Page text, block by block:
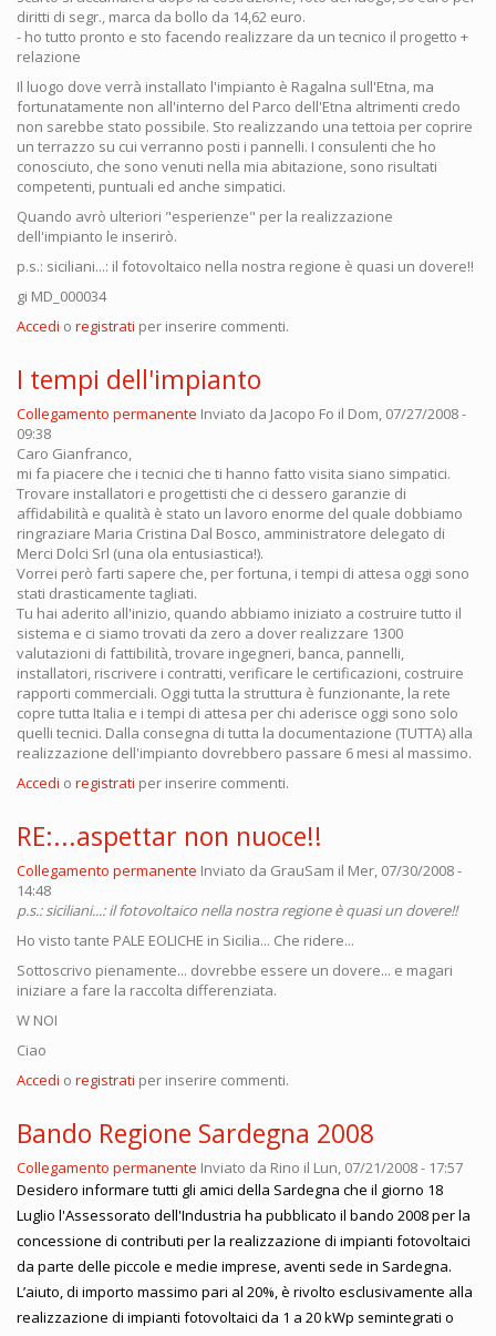
diritti di segr., marca da bollo da 14,62 euro.
- ho tutto pronto e sto facendo realizzare da un tecnico il progetto +
relazione
Il luogo dove verrà installato l'impianto è Ragalna sull'Etna, ma
fortunatamente non all'interno del Parco dell'Etna altrimenti credo
non sarebbe stato possibile. Sto realizzando una tettoia per coprire
un terrazzo su cui verranno posti i pannelli. I consulenti che ho
conosciuto, che sono venuti nella mia abitazione, sono risultati
competenti, puntuali ed anche simpatici.
Quando avrò ulteriori "esperienze" per la realizzazione
dell'impianto le inserirò.
p.s.: siciliani...: il fotovoltaico nella nostra regione è quasi un dovere!!
gi MD_000034
Accedi o registrati per inserire commenti.
I tempi dell'impianto
Collegamento permanente Inviato da Jacopo Fo il Dom, 07/27/2008 -
09:38
Caro Gianfranco,
mi fa piacere che i tecnici che ti hanno fatto visita siano simpatici.
Trovare installatori e progettisti che ci dessero garanzie di
affidabilità e qualità è stato un lavoro enorme del quale dobbiamo
ringraziare Maria Cristina Dal Bosco, amministratore delegato di
Merci Dolci Srl (una ola entusiastica!).
Vorrei però farti sapere che, per fortuna, i tempi di attesa oggi sono
stati drasticamente tagliati.
Tu hai aderito all'inizio, quando abbiamo iniziato a costruire tutto il
sistema e ci siamo trovati da zero a dover realizzare 1300
valutazioni di fattibilità, trovare ingegneri, banca, pannelli,
installatori, riscrivere i contratti, verificare le certificazioni, costruire
rapporti commerciali. Oggi tutta la struttura è funzionante, la rete
copre tutta Italia e i tempi di attesa per chi aderisce oggi sono solo
quelli tecnici. Dalla consegna di tutta la documentazione (TUTTA) alla
realizzazione dell'impianto dovrebbero passare 6 mesi al massimo.
Accedi o registrati per inserire commenti.
RE:...aspettar non nuoce!!
Collegamento permanente Inviato da GrauSam il Mer, 07/30/2008 -
14:48
p.s.: siciliani...: il fotovoltaico nella nostra regione è quasi un dovere!!
Ho visto tante PALE EOLICHE in Sicilia... Che ridere...
Sottoscrivo pienamente... dovrebbe essere un dovere... e magari
iniziare a fare la raccolta differenziata.
W NOI
Ciao
Accedi o registrati per inserire commenti.
Bando Regione Sardegna 2008
Collegamento permanente Inviato da Rino il Lun, 07/21/2008 - 17:57
Desidero informare tutti gli amici della Sardegna che il giorno 18
Luglio l'Assessorato dell'Industria ha pubblicato il bando 2008 per la
concessione di contributi per la realizzazione di impianti fotovoltaici
da parte delle piccole e medie imprese, aventi sede in Sardegna.
L’aiuto, di importo massimo pari al 20%, è rivolto esclusivamente alla
realizzazione di impianti fotovoltaici da 1 a 20 kWp semintegrati o